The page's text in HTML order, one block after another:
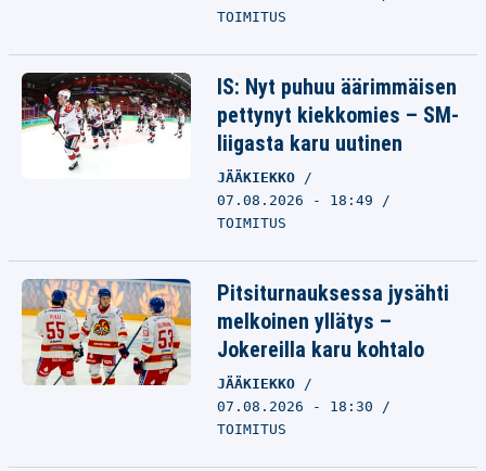
TOIMITUS
IS: Nyt puhuu äärimmäisen
pettynyt kiekkomies – SM-
liigasta karu uutinen
JÄÄKIEKKO
07.08.2026 - 18:49
TOIMITUS
Pitsiturnauksessa jysähti
melkoinen yllätys –
Jokereilla karu kohtalo
JÄÄKIEKKO
07.08.2026 - 18:30
TOIMITUS